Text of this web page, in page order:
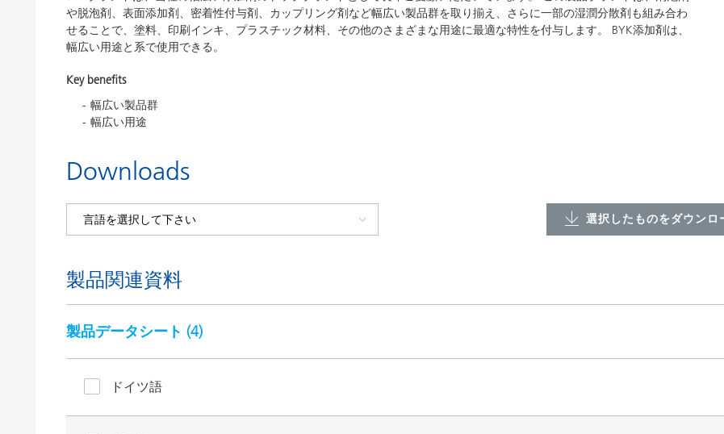
や脱泡剤、表面添加剤、密着性付与剤、カップリング剤など幅広い製品群を取り揃え、さらに一部の湿潤分散剤も組み合わ
せることで、塗料、印刷インキ、プラスチック材料、その他のさまざまな用途に最適な特性を付与します。 BYK添加剤は、
幅広い用途と系で使用できる。
Key benefits
幅広い製品群
幅広い用途
Downloads
選択したものをダウンロ
製品関連資料
製品データシート (4)
ドイツ語